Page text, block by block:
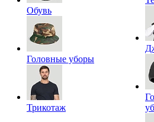
Обувь
Головные уборы
Трикотаж